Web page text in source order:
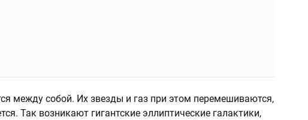
между собой. Их звезды и газ при этом перемешиваются,
Так возникают гигантские эллиптические галактики,